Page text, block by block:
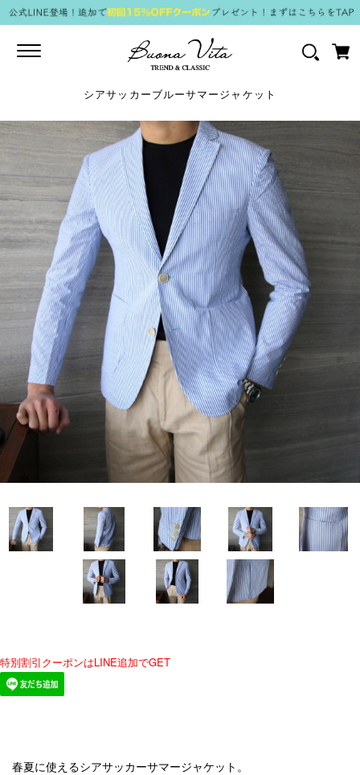
Toggle
シアサッカーブルーサマージャケット
特別割引クーポンはLINE追加でGET
春夏に使えるシアサッカーサマージャケット。